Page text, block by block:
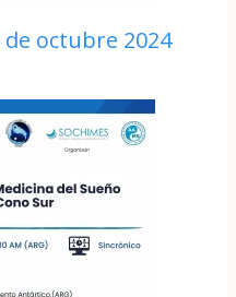
octubre 2024